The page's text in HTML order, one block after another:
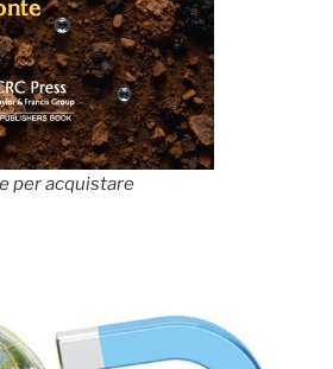
per acquistare